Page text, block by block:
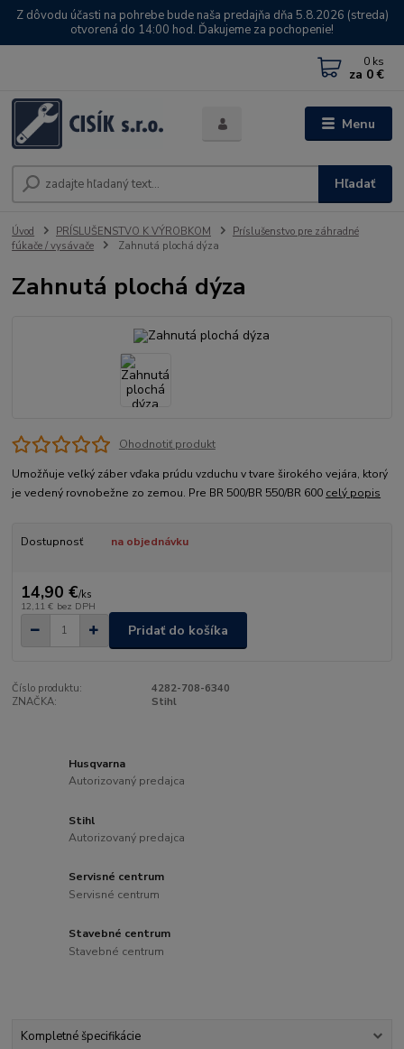
Z dôvodu účasti na pohrebe bude naša predajňa dňa 5.8.2026 (streda)
otvorená do 14:00 hod. Ďakujeme za pochopenie!
Menu
Hľadať
0 ks
za 0 €
Úvod PRÍSLUŠENSTVO K VÝROBKOM
Príslušenstvo pre záhradné
fúkače / vysávače
Zahnutá plochá dýza
Zahnutá plochá dýza
Ohodnotiť produkt
Umožňuje veľký záber vďaka prúdu vzduchu v tvare širokého vejára, ktorý
je vedený rovnobežne zo zemou. Pre BR 500/BR 550/BR 600 celý popis
Dostupnosť na objednávku
14,90 €/ks
12,11 € bez DPH
Pridať do košíka
Číslo produktu:
4282-708-6340
ZNAČKA:
Stihl
Husqvarna
Autorizovaný predajca
Stihl
Autorizovaný predajca
Servisné centrum
Servisné centrum
Stavebné centrum
Stavebné centrum
Kompletné špecifikácie